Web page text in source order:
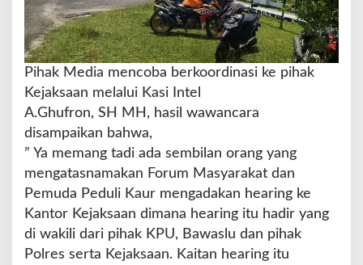
r
t
a
4
L
b
a
g
a
i
n
Pihak Media mencoba berkoordinasi ke pihak
Kejaksaan melalui Kasi Intel
A.Ghufron, SH MH, hasil wawancara
disampaikan bahwa,
” Ya memang tadi ada sembilan orang yang
mengatasnamakan Forum Masyarakat dan
Pemuda Peduli Kaur mengadakan hearing ke
Kantor Kejaksaan dimana hearing itu hadir yang
di wakili dari pihak KPU, Bawaslu dan pihak
Polres serta Kejaksaan. Kaitan hearing itu